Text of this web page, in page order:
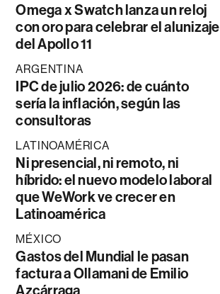
Omega x Swatch lanza un reloj
con oro para celebrar el alunizaje
del Apollo 11
ARGENTINA
IPC de julio 2026: de cuánto
sería la inflación, según las
consultoras
LATINOAMÉRICA
Ni presencial, ni remoto, ni
híbrido: el nuevo modelo laboral
que WeWork ve crecer en
Latinoamérica
MÉXICO
Gastos del Mundial le pasan
factura a Ollamani de Emilio
Azcárraga